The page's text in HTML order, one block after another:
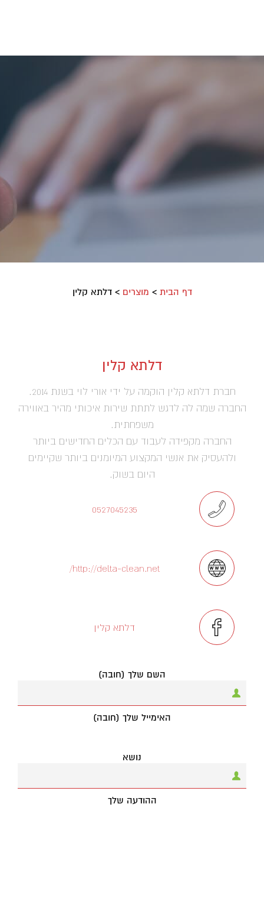
דף הבית > מוצרים >דלתא קלין
דלתא קלין
החברה שמה לה לדגש לתתת שירות איכותי מהיר באווירה
משפחתית.
החברה מקפידה לעבוד עם הכלים החדישים ביותר
ולהעסיק את אנשי המקצוע המיומנים ביותר שקיימים
היום בשוק.
0527045235
http://delta-clean.net/
דלתא קלין
השם שלך (חובה)
האימייל שלך (חובה)
נושא
ההודעה שלך